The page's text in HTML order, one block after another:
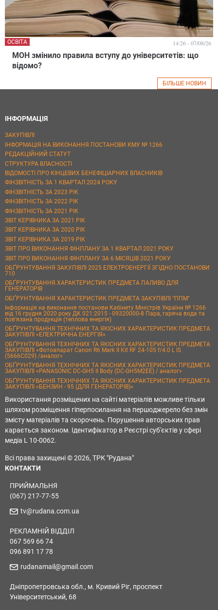
МОН змінило правила вступу до університетів: що
відомо?
ОСВІТА 14:26 - 07/08/26
БІЛЬШЕ НОВИН
ІНФОРМАЦІЯ
ЗАКУПІВЛІ
ІНФОРМАЦІЯ НА ВИКОНАННЯ ПОСТАНОВИ КМУ № 1266
РЕДАКЦІЙНИЙ СТАТУТ
СТРУКТУРА ВЛАСНОСТІ
ВІДОМОСТІ ПРО КІНЦЕВИХ БЕНЕФІЦІАРНИХ ВЛАСНИКІВ
ФІНЗВІТНІСТЬ ЗА 1 КВАРТАЛ 2024 РОКУ
ФІНЗВІТНІСТЬ ЗА 2023 РІК
ФІНЗВІТНІСТЬ ЗА 2022 РІК
ФІНЗВІТНІСТЬ ЗА 2021 РІК
ЗВІТ КЕРІВНИКА ЗА 2021 РІК
ЗВІТ КЕРІВНИКА ЗА 2020 РІК
ЗВІТ КЕРІВНИКА ЗА 2019 РІК
ЗВІТ ПРО ВИКОНАННЯ ФІНПЛАНУ ЗА 1 КВАРТАЛ 2021 РОКУ
ЗВІТ ПРО ВИКОНАННЯ ФІНПЛАНУ ЗА 6 МІСЯЦІВ 2021 РОКУ
ОБҐРУНТУВАННЯ ЗАКУПІВЛІ 2025 ЕЛЕКТРОЕНЕРГІЇ ЗГІДНО ПОСТАНОВИ
710
ОБҐРУНТУВАННЯ ХАРАКТЕРИСТИК ПРЕДМЕТА ПАЛИВО ДЛЯ
ГЕНЕРАТОРІВ
ОБҐРУНТУВАННЯ ХАРАКТЕРИСТИК ПРЕДМЕТА ЗАКУПІВЛІ "ППМ"
Інформація на виконання постанови Кабінету Міністрів України № 1266
від 16 грудня 2020 року ДК 021:2015 - 09320000-8 Пара, гаряча вода та
пов’язана продукція (теплова енергія)
ОБҐРУНТУВАННЯ ТЕХНІЧНИХ ТА ЯКІСНИХ ХАРАКТЕРИСТИК ПРЕДМЕТА
ЗАКУПІВЛІ «ЕЛЕКТРИЧНА ЕНЕРГІЯ»
ОБҐРУНТУВАННЯ ТЕХНІЧНИХ ТА ЯКІСНИХ ХАРАКТЕРИСТИК ПРЕДМЕТА
ЗАКУПІВЛІ «Фотоапарат Canon R6 Mark II Kit RF 24-105 f/4.0 L IS
(5666C029) /аналог»
ОБҐРУНТУВАННЯ ТЕХНІЧНИХ ТА ЯКІСНИХ ХАРАКТЕРИСТИК ПРЕДМЕТА
ЗАКУПІВЛІ «PANASONIC DC-GH5 II Body (DC-GH5M2EE) / аналог»
ОБҐРУНТУВАННЯ ТЕХНІЧНИХ ТА ЯКІСНИХ ХАРАКТЕРИСТИК ПРЕДМЕТА
ЗАКУПІВЛІ «БЕНЗИН - 95 (ДЛЯ ГЕНЕРАТОРІВ)»
Використання розміщених на сайті матеріалів можливе тільки
шляхом розміщення гіперпосилання на першоджерело без змін
змісту матеріалів та скорочень. Порушення авторських прав
карається законом. Ідентифікатор в Реєстрі суб'єктів у сфері
медіа L 10-0062.
Всі права захищені © 2026, ТРК "Рудана"
КОНТАКТИ
ПРИЙМАЛЬНЯ
(067) 217-77-55
tv@rudana.com.ua
РЕКЛАМНІЙ ВІДДІЛ
067 569 66 74
096 891 17 78
rudanamail@gmail.com
Дніпропетровська обл., м. Кривий Ріг, проспект
Університетський, 68